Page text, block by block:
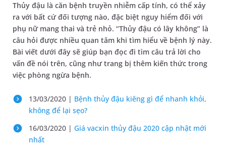
Thủy đậu là căn bệnh truyền nhiễm cấp tính, có thể xảy
ra với bất cứ đối tượng nào, đặc biệt nguy hiểm đối với
phụ nữ mang thai và trẻ nhỏ. “Thủy đậu có lây không” là
câu hỏi được nhiều quan tâm khi tìm hiểu về bệnh lý này.
Bài viết dưới đây sẽ giúp bạn đọc đi tìm câu trả lời cho
vấn đề nói trên, cũng như trang bị thêm kiến thức trong
việc phòng ngừa bệnh.
13/03/2020 | Bệnh thủy đậu kiêng gì để nhanh khỏi,
không để lại sẹo?
16/03/2020 | Giá vacxin thủy đậu 2020 cập nhật mới
nhất